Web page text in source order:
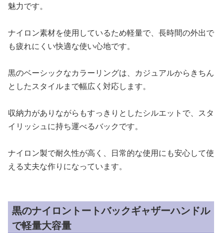
魅力です。
ナイロン素材を使用しているため軽量で、長時間の外出で
も疲れにくい快適な使い心地です。
黒のベーシックなカラーリングは、カジュアルからきちん
としたスタイルまで幅広く対応します。
収納力がありながらもすっきりとしたシルエットで、スタ
イリッシュに持ち運べるバックです。
ナイロン製で耐久性が高く、日常的な使用にも安心して使
える丈夫な作りになっています。
黒のナイロントートバックギャザーハンドル
で軽量大容量